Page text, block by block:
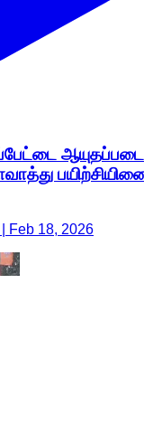
Feb 18, 2026